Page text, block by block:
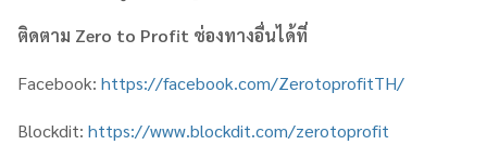
ติดตาม Zero to Profit ช่องทางอื่นได้ที่
Facebook: https://facebook.com/ZerotoprofitTH/
Blockdit: https://www.blockdit.com/zerotoprofit